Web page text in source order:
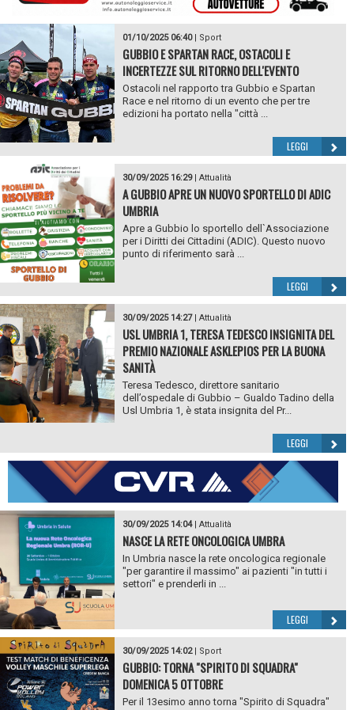
01/10/2025 06:40| Sport
GUBBIO E SPARTAN RACE, OSTACOLI E
INCERTEZZE SUL RITORNO DELL'EVENTO
Ostacoli nel rapporto tra Gubbio e Spartan
Race e nel ritorno di un evento che per tre
edizioni ha portato nella "città ...
LEGGI
30/09/2025 16:29| Attualità
A GUBBIO APRE UN NUOVO SPORTELLO DI ADIC
UMBRIA
Apre a Gubbio lo sportello dell`Associazione
per i Diritti dei Cittadini (ADIC). Questo nuovo
punto di riferimento sarà ...
LEGGI
30/09/2025 14:27| Attualità
USL UMBRIA 1, TERESA TEDESCO INSIGNITA DEL
PREMIO NAZIONALE ASKLEPIOS PER LA BUONA
SANITÀ
Teresa Tedesco, direttore sanitario
dell’ospedale di Gubbio – Gualdo Tadino della
Usl Umbria 1, è stata insignita del Pr...
LEGGI
30/09/2025 14:04| Attualità
NASCE LA RETE ONCOLOGICA UMBRA
In Umbria nasce la rete oncologica regionale
"per garantire il massimo" ai pazienti "in tutti i
settori" e prenderli in ...
LEGGI
30/09/2025 14:02| Sport
GUBBIO: TORNA "SPIRITO DI SQUADRA"
DOMENICA 5 OTTOBRE
Per il 13esimo anno torna "Spirito di Squadra"